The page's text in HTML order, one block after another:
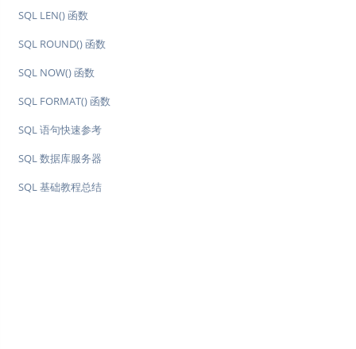
SQL LEN() 函数
SQL ROUND() 函数
SQL NOW() 函数
SQL FORMAT() 函数
SQL 语句快速参考
SQL 数据库服务器
SQL 基础教程总结